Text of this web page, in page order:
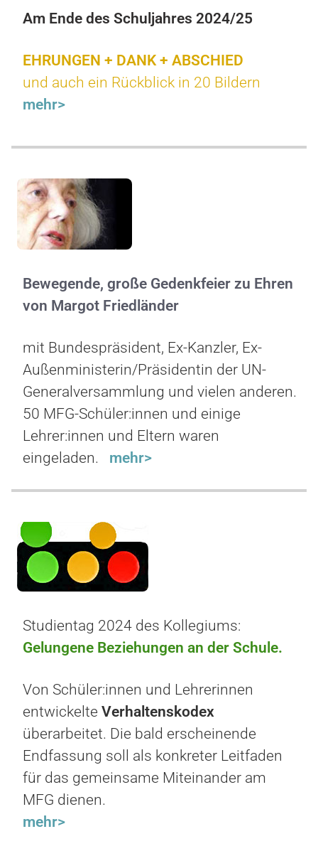
Am Ende des Schuljahres 2024/25
EHRUNGEN + DANK + ABSCHIED
und auch ein Rückblick in 20 Bildern
mehr>
Bewegende, große Gedenkfeier zu Ehren
von Margot Friedländer
mit Bundespräsident, Ex-Kanzler, Ex-
Außenministerin/Präsidentin der UN-
Generalversammlung und vielen anderen.
50 MFG-Schüler:innen und einige
Lehrer:innen und Eltern waren
eingeladen. mehr>
Studientag 2024 des Kollegiums:
Gelungene Beziehungen an der Schule.
Von Schüler:innen und Lehrerinnen
entwickelte Verhaltenskodex
überarbeitet. Die bald erscheinende
Endfassung soll als konkreter Leitfaden
für das gemeinsame Miteinander am
MFG dienen.
mehr>